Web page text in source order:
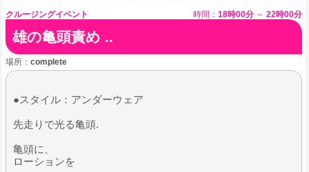
クルージングイベント 時間： 18時00分 ～ 22時00分
雄の亀頭責め ..
場所： complete
●スタイル：アンダーウェア
先走りで光る亀頭.
亀頭に、
ローションを